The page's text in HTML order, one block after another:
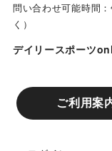
問い合わせ可能時間
く）
デイリースポーツ
ご利用案